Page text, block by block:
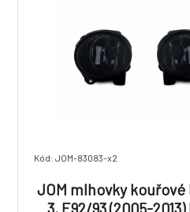
Kód: JOM-83083-x2
JOM mlhovky kouřové
3, E92/93 (2005-